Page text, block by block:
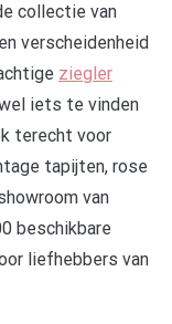
collectie van
verscheidenheid
ziegler
iets te vinden
terecht voor
tapijten, rose
van
beschikbare
liefhebbers van